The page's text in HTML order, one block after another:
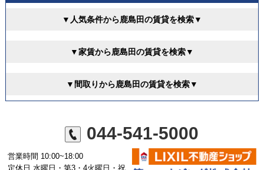
▼人気条件から鹿島田の賃貸を検索▼
▼家賃から鹿島田の賃貸を検索▼
▼間取りから鹿島田の賃貸を検索▼
044-541-5000
営業時間 10:00~18:00
定休日 水曜日・第3・4火曜日・祝